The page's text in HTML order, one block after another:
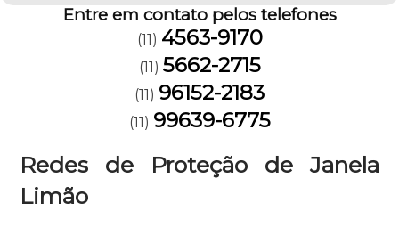
Entre em contato pelos telefones
(11) 4563-9170
(11) 5662-2715
(11) 96152-2183
(11) 99639-6775
Redes de Proteção de Janela
Limão